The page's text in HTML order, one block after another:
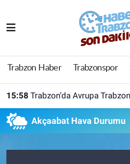
Trabzon Haber Trabzonspor
15:58 Trabzon’da Avrupa Trabzon
Akçaabat Hava Durumu
Trabzon Haber
Trabzonspor
Yazarlar
Trabzon Nöbetçi Eczaneler
Trabzon Hava Durumu
Tüm Manşetler